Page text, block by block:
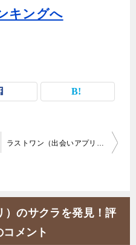
キングへ
ラストワン（出会いアプリ）が激ヤバ！サクラ100％確定やで！
）のサクラを発見！評
メント